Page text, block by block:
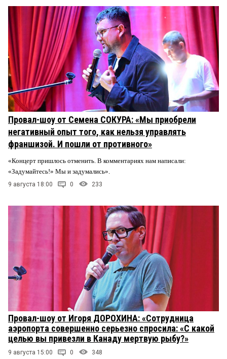
Провал-шоу от Семена СОКУРА: «Мы приобрели
негативный опыт того, как нельзя управлять
франшизой. И пошли от противного»
«Концерт пришлось отменить. В комментариях нам написали:
«Задумайтесь!» Мы и задумались».
9 августа 18:00 0 233
Провал-шоу от Игоря ДОРОХИНА: «Сотрудница
аэропорта совершенно серьезно спросила: «С какой
целью вы привезли в Канаду мертвую рыбу?»
9 августа 15:00 0 348